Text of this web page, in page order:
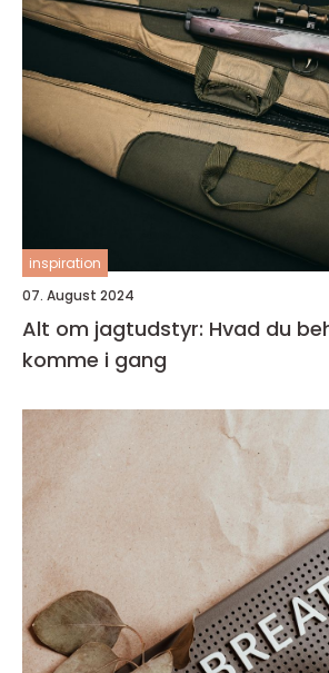
inspiration
07. August 2024
Alt om jagtudstyr: Hvad du
komme i gang